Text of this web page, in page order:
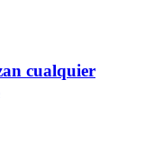
cualquier